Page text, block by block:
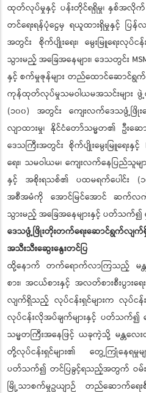
ထုတ်လုပ်မှုနှင့် ပန်းတိုင်ရရှိမှု၊ နှစ်အလိုက် ဆ
တင်ရေးရန်ပုံငွေမှ ရယူထားရှိမှုနှင့် ပြ
အတွင်း စိုက်ပျိုးရေး၊ မွေးမြူရေးလုပ်င
သွားမည့် အခြေအနေများ၊ ဒေသတွင်း
နှင့် စက်မှုဇုန်များ တည်ထောင်ဆောင်ရွက်လ
ကုန်ထုတ်လုပ်မှုသမဝါယမအသင်းများ
(၁၀၀) အတွင်း ကျေးလက်ဒေသဖွံ့ဖြိုးရ
လျာထားမှု၊ နိုင်ငံတော်သမ္မတ၏ ဦးဆ
ဒေသကြီးအတွင်း စိုက်ပျိုးမွေးမြူရေးနှင့်
ရေး၊ သမဝါယမ၊ ကျေးလက်နေပြည်သူမျ
နှင့် အစိုးရသစ်၏ ပထမရက်ပေါင်း
အစီအမံကို အောင်မြင်အောင် ဆက်
သွားမည့် အခြေအနေများနှင့် ပတ်သက်၍
ဒေသဖွံ့ဖြိုးတိုးတက်ရေးဆောင်ရွက်လျက်
အသီးသီးဆွေးနွေးတင်ပြ
ထို့နောက် တက်ရောက်လာကြသည့် မန္တ
စား၊ အငယ်စားနှင့် အလတ်စားစီးပွားရ
လျက်ရှိသည့် လုပ်ငန်းရှင်များက လုပ်ငန်း
လုပ်ငန်းလိုအပ်ချက်များနှင့် ပတ်သက်၍
သမ္မတကြီးအနေဖြင့် ယခုကဲ့သို့ မန္တလေ
တို့လုပ်ငန်းရှင်များ၏ တွေ့ကြုံနေရမှုမ
ပတ်သက်၍ တင်ပြခွင့်ရသည့်အတွက် ဝမ်းမ
မြို့သာစက်မှုဥယျာဉ် တည်ဆောက်ရေ